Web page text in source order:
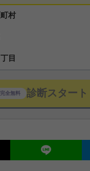
村
目
完全無料 診断スタート